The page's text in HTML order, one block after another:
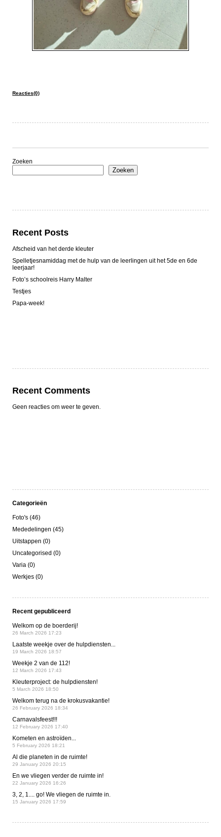
Reacties(0)
Zoeken
Zoeken
Recent Posts
Afscheid van het derde kleuter
Spelletjesnamiddag met de hulp van de leerlingen uit het 5de en 6de
leerjaar!
Foto’s schoolreis Harry Malter
Testjes
Papa-week!
Recent Comments
Geen reacties om weer te geven.
Categorieën
Foto's (46)
Mededelingen (45)
Uitstappen (0)
Uncategorised (0)
Varia (0)
Werkjes (0)
Recent gepubliceerd
Welkom op de boerderij!
26 March 2026 17:23
Laatste weekje over de hulpdiensten...
19 March 2026 18:57
Weekje 2 van de 112!
12 March 2026 17:43
Kleuterproject: de hulpdiensten!
5 March 2026 18:50
Welkom terug na de krokusvakantie!
26 February 2026 18:34
Carnavalsfeest!!!
12 February 2026 17:40
Kometen en astroïden...
5 February 2026 18:21
Al die planeten in de ruimte!
29 January 2026 20:15
En we vliegen verder de ruimte in!
22 January 2026 16:26
3, 2, 1.... go! We vliegen de ruimte in.
15 January 2026 17:59